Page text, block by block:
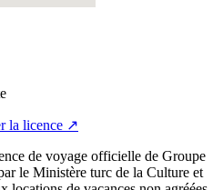
la licence ↗
de voyage officielle de Groupe
le Ministère turc de la Culture et